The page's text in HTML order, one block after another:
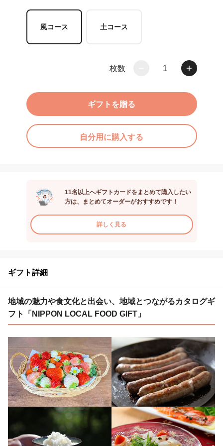
風コース 土コース
枚数 1
ギフトを贈る
自分用に購入する
11名以上へギフトカードをまとめて購入したい
方は、まとめてオーダーがおすすめです！
詳しく見る
ギフト詳細
地域の魅力や食文化と出会い、地域とつながるカタログギ
フト「NIPPON LOCAL FOOD GIFT」